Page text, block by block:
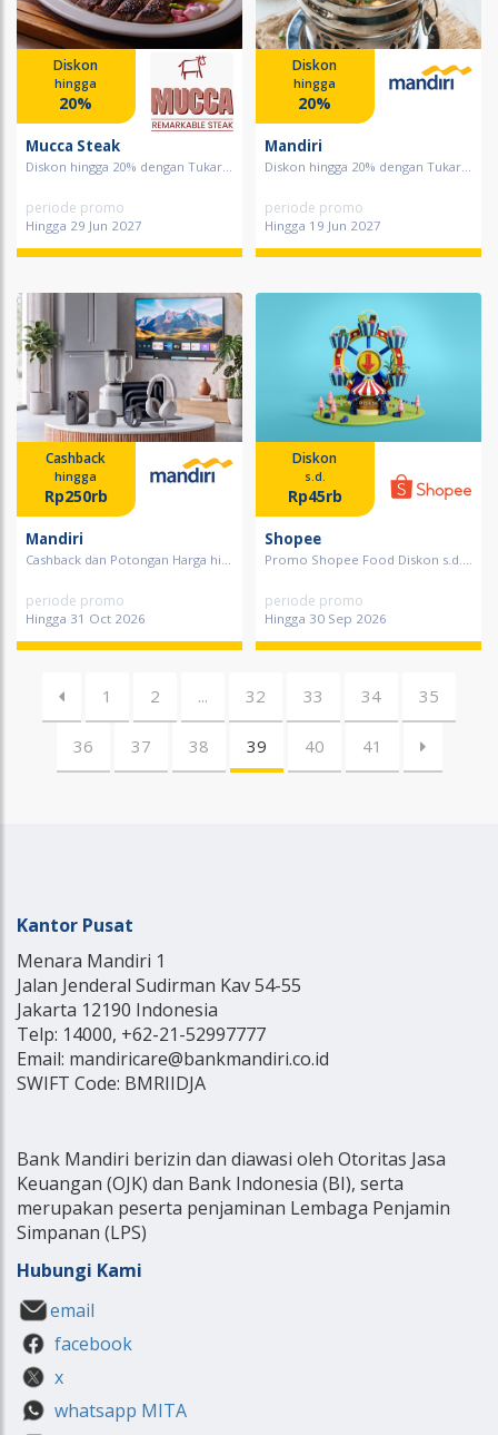
Diskon
hingga
20%
Mucca Steak
Diskon hingga 20% dengan Tukar...
periode promo
Hingga 29 Jun 2027
Diskon
hingga
20%
Mandiri
Diskon hingga 20% dengan Tukar...
periode promo
Hingga 19 Jun 2027
Cashback
hingga
Rp250rb
Mandiri
Cashback dan Potongan Harga hi...
periode promo
Hingga 31 Oct 2026
Diskon
s.d.
Rp45rb
Shopee
Promo Shopee Food Diskon s.d....
periode promo
Hingga 30 Sep 2026
1 2 ... 32 33 34 35
36 37 38 39 40 41
Kantor Pusat
Menara Mandiri 1
Jalan Jenderal Sudirman Kav 54-55
Jakarta 12190 Indonesia
Telp: 14000, +62-21-52997777
Email: mandiricare@bankmandiri.co.id
SWIFT Code: BMRIIDJA
Bank Mandiri berizin dan diawasi oleh Otoritas Jasa
Keuangan (OJK) dan Bank Indonesia (BI), serta
merupakan peserta penjaminan Lembaga Penjamin
Simpanan (LPS)
Hubungi Kami
email
facebook
x
whatsapp MITA